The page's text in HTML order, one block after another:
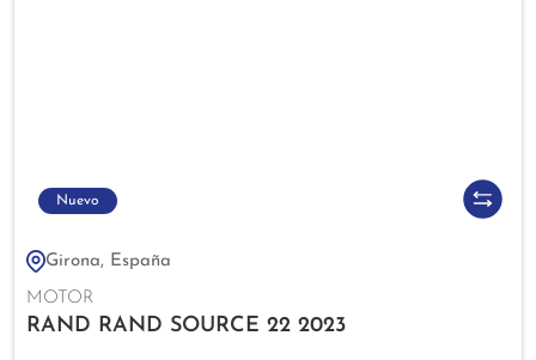
Nuevo
Girona, España
MOTOR
RAND RAND SOURCE 22 2023